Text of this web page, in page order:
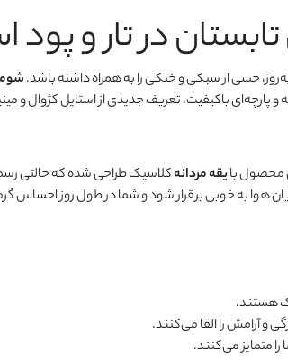
حسی از سبکی و خنکی را به همراه داشته باشد.
باکیفیت، تعریف جدیدی از استایل کژوال و
محصول بایقه مردانهکلاسیک طراحی شده که حالتی
هوا به خوبی برقرار شود و شما در طول روز احساس
هستند.
و آرامش را القا می‌کنند.
متمایز می‌کنند.